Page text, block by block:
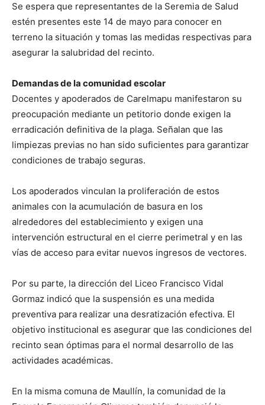
Se espera que representantes de la Seremia de Salud
estén presentes este 14 de mayo para conocer en
terreno la situación y tomas las medidas respectivas para
asegurar la salubridad del recinto.
Demandas de la comunidad escolar
Docentes y apoderados de Carelmapu manifestaron su
preocupación mediante un petitorio donde exigen la
erradicación definitiva de la plaga. Señalan que las
limpiezas previas no han sido suficientes para garantizar
condiciones de trabajo seguras.
Los apoderados vinculan la proliferación de estos
animales con la acumulación de basura en los
alrededores del establecimiento y exigen una
intervención estructural en el cierre perimetral y en las
vías de acceso para evitar nuevos ingresos de vectores.
Por su parte, la dirección del Liceo Francisco Vidal
Gormaz indicó que la suspensión es una medida
preventiva para realizar una desratización efectiva. El
objetivo institucional es asegurar que las condiciones del
recinto sean óptimas para el normal desarrollo de las
actividades académicas.
En la misma comuna de Maullín, la comunidad de la